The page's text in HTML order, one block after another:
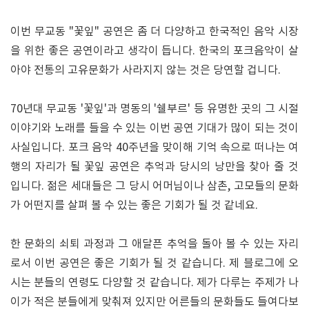
이번 무교동 "꽃잎" 공연은 좀 더 다양하고 한국적인 음악 시장
을 위한 좋은 공연이라고 생각이 듭니다. 한국의 포크음악이 살
아야 전통의 고유문화가 사라지지 않는 것은 당연할 겁니다.
70년대 무교동 '꽃잎'과 명동의 '쉘부르' 등 유명한 곳의 그 시절
이야기와 노래를 들을 수 있는 이번 공연 기대가 많이 되는 것이
사실입니다. 포크 음악 40주년을 맞이해 기억 속으로 떠나는 여
행의 자리가 될 꽃잎 공연은 추억과 당시의 낭만을 찾아 줄 것
입니다. 젊은 세대들은 그 당시 어머님이나 삼촌, 고모들의 문화
가 어떤지를 살펴 볼 수 있는 좋은 기회가 될 것 같네요.
한 문화의 쇠퇴 과정과 그 애달픈 추억을 돌아 볼 수 있는 자리
로서 이번 공연은 좋은 기회가 될 것 같습니다. 제 블로그에 오
시는 분들의 연령도 다양할 것 같습니다. 제가 다루는 주제가 나
이가 적은 분들에게 맞춰져 있지만 어른들의 문화들도 들여다보